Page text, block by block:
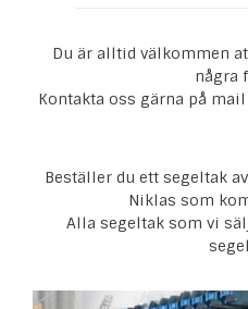
Du är alltid välkommen
några
Kontakta oss gärna på
Beställer du ett segeltak
Niklas som
Alla segeltak som vi